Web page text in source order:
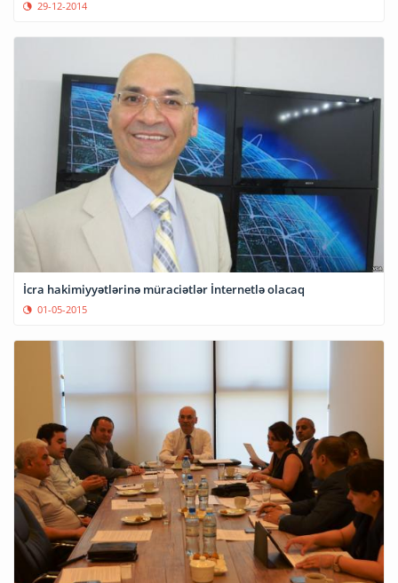
29-12-2014
İcra hakimiyyətlərinə müraciətlər İnternetlə olacaq
01-05-2015